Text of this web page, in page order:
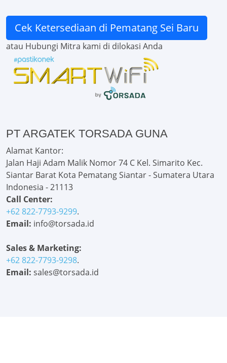
Cek Ketersediaan di Pematang Sei Baru
atau Hubungi Mitra kami di dilokasi Anda
PT ARGATEK TORSADA GUNA
Alamat Kantor:
Jalan Haji Adam Malik Nomor 74 C Kel. Simarito Kec.
Siantar Barat Kota Pematang Siantar - Sumatera Utara
Indonesia - 21113
Call Center:
+62 822-7793-9299.
Email: info@torsada.id
Sales & Marketing:
+62 822-7793-9298.
Email: sales@torsada.id